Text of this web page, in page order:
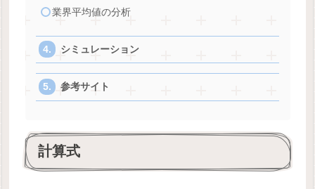
業界平均値の分析
シミュレーション
参考サイト
計算式